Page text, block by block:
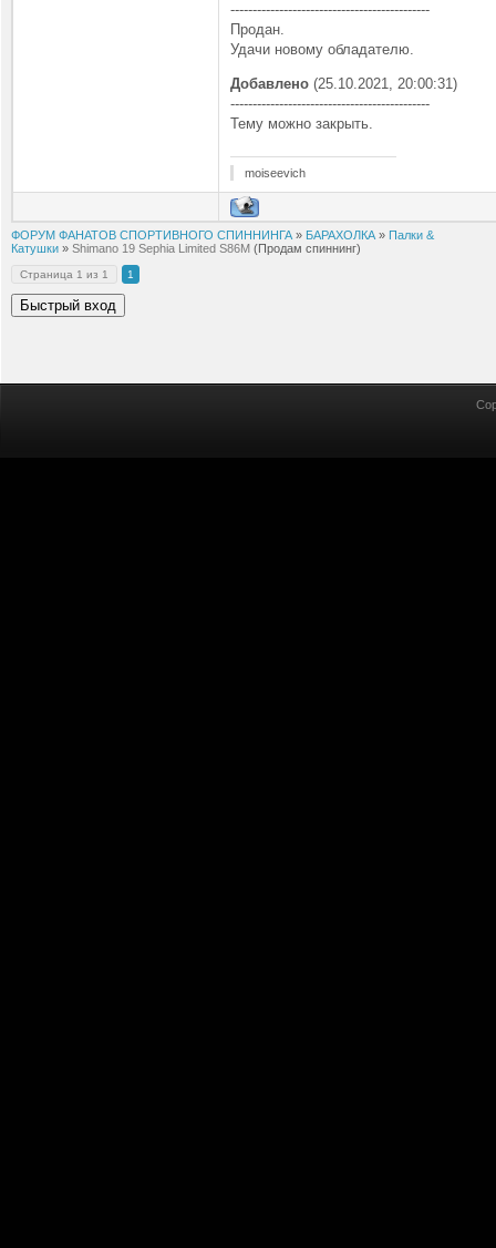
---------------------------------------------
Продан.
Удачи новому обладателю.
Добавлено (25.10.2021, 20:00:31)
---------------------------------------------
Тему можно закрыть.
moiseevich
ФОРУМ ФАНАТОВ СПОРТИВНОГО СПИННИНГА » БАРАХОЛКА » Палки &
Катушки » Shimano 19 Sephia Limited S86M (Продам спиннинг)
Страница 1 из 1 1